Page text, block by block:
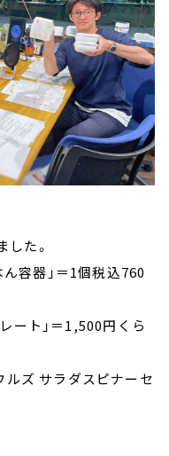
た。
ん容器」＝1個税込760
ート」＝1,500円くら
ルズ サラダスピナーセ